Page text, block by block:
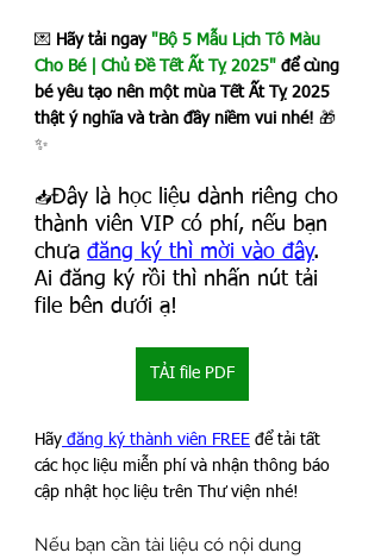
💌 Hãy tải ngay "Bộ 5 Mẫu Lịch Tô Màu
Cho Bé | Chủ Đề Tết Ất Tỵ 2025" để cùng
bé yêu tạo nên một mùa Tết Ất Tỵ 2025
thật ý nghĩa và tràn đầy niềm vui nhé! 🎁
✨
📥Đây là học liệu dành riêng cho
thành viên VIP có phí, nếu bạn
chưa đăng ký thì mời vào đây.
Ai đăng ký rồi thì nhấn nút tải
file bên dưới ạ!
TẢI file PDF
Hãy đăng ký thành viên FREE để tải tất
các học liệu miễn phí và nhận thông báo
cập nhật học liệu trên Thư viện nhé!
Nếu bạn cần tài liệu có nội dung